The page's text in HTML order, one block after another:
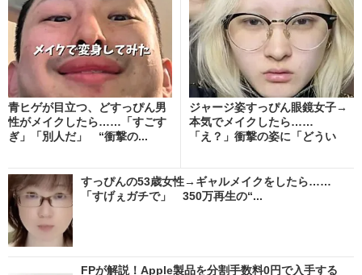
青ヒゲが目立つ、どすっぴん男
性がメイクしたら……「すごす
ぎ」「別人だ」 “衝撃の...
ジャージ姿すっぴん眼鏡女子→
本気でメイクしたら……
「え？」衝撃の姿に「どうい
すっぴんの53歳女性→ギャルメイクをしたら……
「すげぇガチで」 350万再生の“...
FPが解説！Apple製品を分割手数料0円で入手する